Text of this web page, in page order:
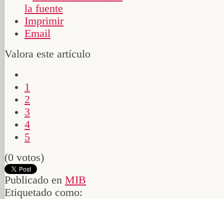
Imprimir
Email
Valora este artículo
1
2
3
4
5
(0 votos)
Publicado en MIB
Etiquetado como: